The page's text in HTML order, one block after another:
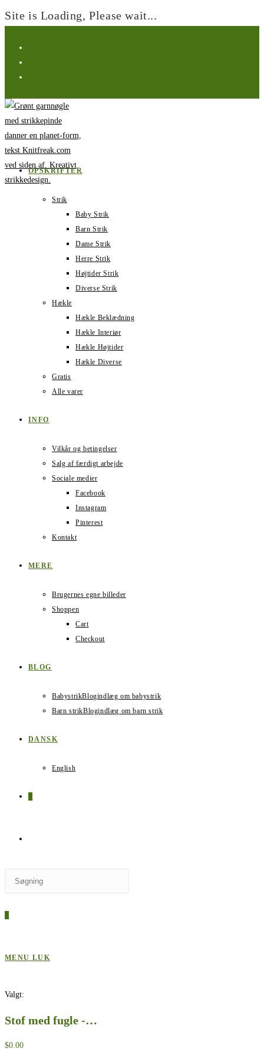
Site is Loading, Please wait...
indhold
OPSKRIFTER
Strik
Baby Strik
Barn Strik
Dame Strik
Herre Strik
Højtider Strik
Diverse Strik
Hækle
Hækle Beklædning
Hækle Interiør
Hækle Højtider
Hækle Diverse
Gratis
Alle varer
INFO
Vilkår og betingelser
Salg af færdigt arbejde
Sociale medier
Facebook
Instagram
Pinterest
Kontakt
MERE
Brugernes egne billeder
Shoppen
Cart
Checkout
BLOG
BabystrikBlogindlæg om babystrik
Barn strikBlogindlæg om barn strik
DANSK
English
TIL
MENU LUK
Valgt:
Stof med fugle -…
$0.00